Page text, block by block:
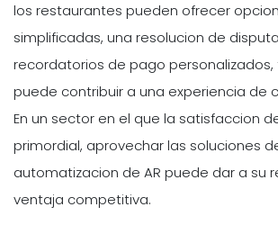
los restaurantes pueden ofrecer
simplificadas, una resolucion de
recordatorios de pago
puede contribuir a una experiencia de
En un sector en el que la satisfaccion
primordial, aprovechar las soluciones
automatizacion de AR puede dar a su
ventaja competitiva.